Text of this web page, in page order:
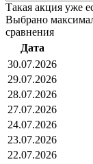
Такая акция уже
Выбрано
сравнения
Дата
30.07.2026
29.07.2026
28.07.2026
27.07.2026
24.07.2026
23.07.2026
22.07.2026